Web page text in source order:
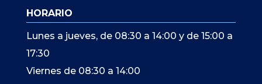
HORARIO
Lunes a jueves, de 08:30 a 14:00 y de 15:00 a
17:30
Viernes de 08:30 a 14:00